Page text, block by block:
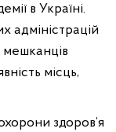
в Україні.
адміністрацій
місць,
здоров’я